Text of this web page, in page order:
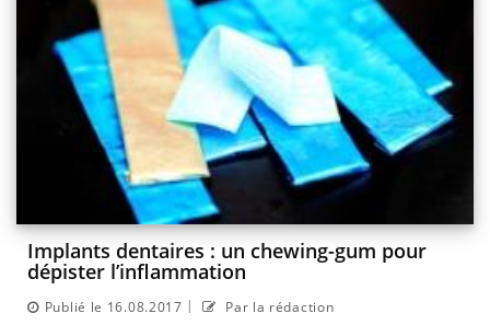
Implants dentaires : un chewing-gum pour
dépister l’inflammation
Publié le 16.08.2017 | Par la rédaction